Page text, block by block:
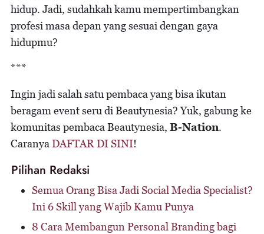
hidup. Jadi, sudahkah kamu mempertimbangkan
profesi masa depan yang sesuai dengan gaya
hidupmu?
***
Ingin jadi salah satu pembaca yang bisa ikutan
beragam event seru di Beautynesia? Yuk, gabung ke
komunitas pembaca Beautynesia, B-Nation.
CaranyaDAFTAR DI SINI!
Pilihan Redaksi
Semua Orang Bisa Jadi Social Media Specialist?
Ini 6 Skill yang Wajib Kamu Punya
8 Cara Membangun Personal Branding bagi